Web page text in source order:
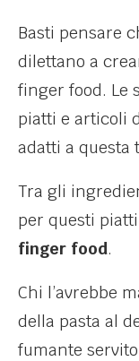
Basti pensare
dilettano a
finger food. Le
piatti e articoli
adatti a questa
Tra gli
per questi
finger food.
Chi l’avrebbe
della pasta al
fumante